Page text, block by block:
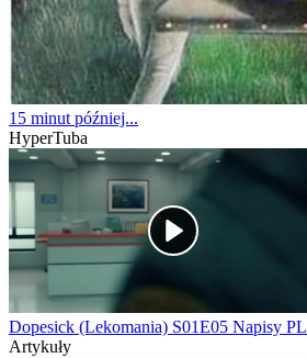
15 minut później...
HyperTuba
Dopesick (Lekomania) S01E05 Napisy PL
Artykuły